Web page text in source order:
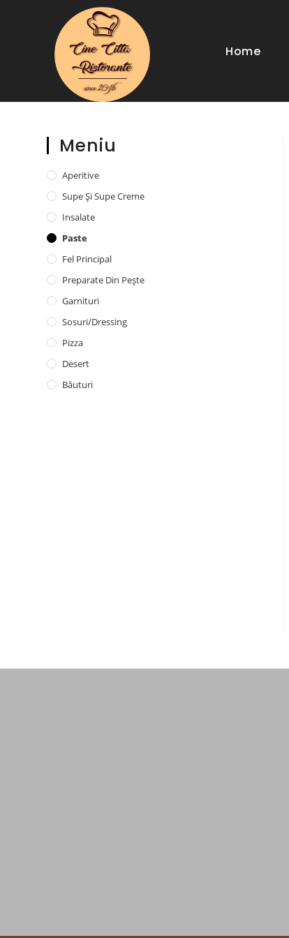
Home
Meniu
Aperitive
Supe Și Supe Creme
Insalate
Paste
Fel Principal
Preparate Din Pește
Garnituri
Sosuri/dressing
Pizza
Desert
Băuturi